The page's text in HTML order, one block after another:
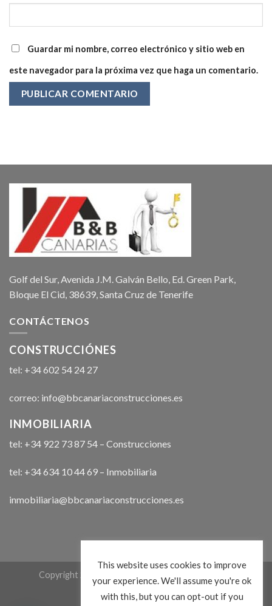
Guardar mi nombre, correo electrónico y sitio web en
este navegador para la próxima vez que haga un comentario.
Golf del Sur, Avenida J.M. Galván Bello, Ed. Green Park,
Bloque El Cid, 38639, Santa Cruz de Tenerife
CONTÁCTENOS
CONSTRUCCIÓNES
tel: +34 602 54 24 27
correo: info@bbcanariaconstrucciones.es
INMOBILIARIA
tel: +34 922 73 87 54 – Construcciones
tel: +34 634 10 44 69 – Inmobiliaria
inmobiliaria@bbcanariaconstrucciones.es
Copyright 2026 ©
This website uses cookies to improve
your experience. We'll assume you're ok
with this, but you can opt-out if you